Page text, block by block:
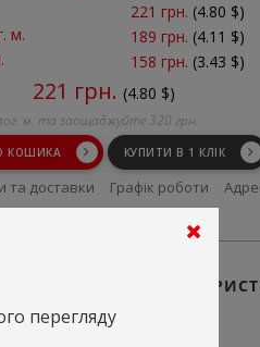
221 грн. (4.80 $)
м.
189 грн. (4.11 $)
158 грн. (3.43 $)
221 грн. (4.80 $)
м. та заощаджуйте 320 грн.
КОШИКА КУПИТИ В 1 КЛІК
та доставки Графік роботи
перегляду